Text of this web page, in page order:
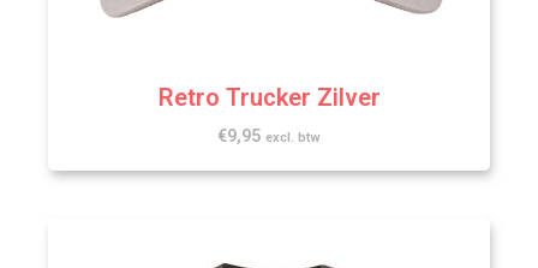
Retro Trucker Zilver
€9,95 excl. btw